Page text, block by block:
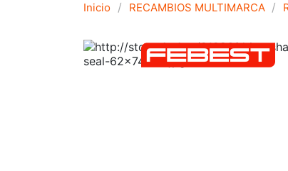
Inicio RECAMBIOS MULTIMARCA